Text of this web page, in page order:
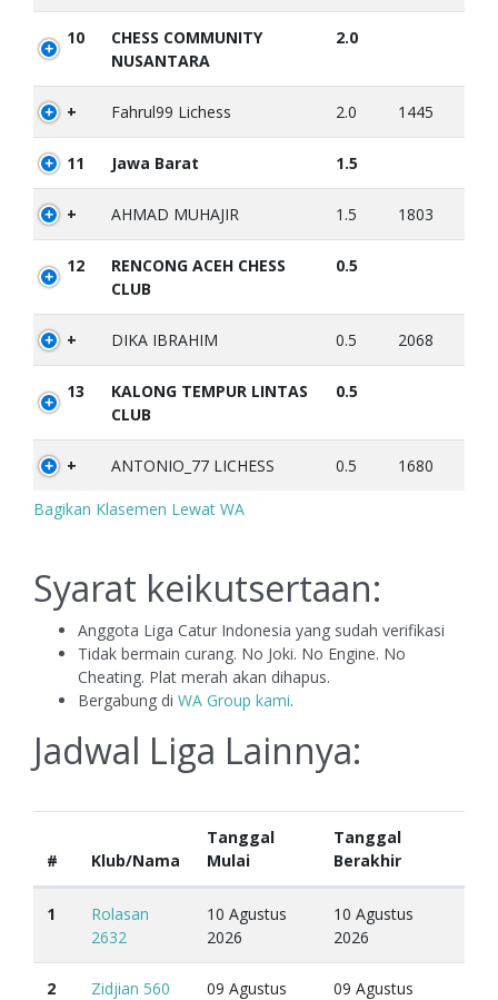
10
CHESS COMMUNITY
NUSANTARA
2.0
+ Fahrul99 Lichess 2.0 1445
11 Jawa Barat 1.5
+ AHMAD MUHAJIR 1.5 1803
12
RENCONG ACEH CHESS
CLUB
0.5
+ DIKA IBRAHIM 0.5 2068
13
KALONG TEMPUR LINTAS
CLUB
0.5
+ ANTONIO_77 LICHESS 0.5 1680
Bagikan Klasemen Lewat WA
Syarat keikutsertaan:
Anggota Liga Catur Indonesia yang sudah verifikasi
Tidak bermain curang. No Joki. No Engine. No
Cheating. Plat merah akan dihapus.
Bergabung di WA Group kami.
Jadwal Liga Lainnya:
# Klub/Nama
Tanggal
Mulai
Tanggal
Berakhir
1
Rolasan
2632
10 Agustus
2026
10 Agustus
2026
2 Zidjian 560
09 Agustus
09 Agustus